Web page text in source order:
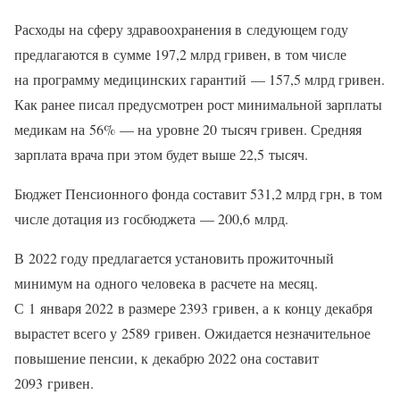
Расходы на сферу здравоохранения в следующем году
предлагаются в сумме 197,2 млрд гривен, в том числе
на программу медицинских гарантий — 157,5 млрд гривен.
Как ранее писал предусмотрен рост минимальной зарплаты
медикам на 56% — на уровне 20 тысяч гривен. Средняя
зарплата врача при этом будет выше 22,5 тысяч.
Бюджет Пенсионного фонда составит 531,2 млрд грн, в том
числе дотация из госбюджета — 200,6 млрд.
В 2022 году предлагается установить прожиточный
минимум на одного человека в расчете на месяц.
С 1 января 2022 в размере 2393 гривен, а к концу декабря
вырастет всего у 2589 гривен. Ожидается незначительное
повышение пенсии, к декабрю 2022 она составит
2093 гривен.